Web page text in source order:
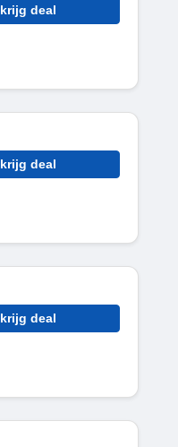
krijg deal
krijg deal
krijg deal